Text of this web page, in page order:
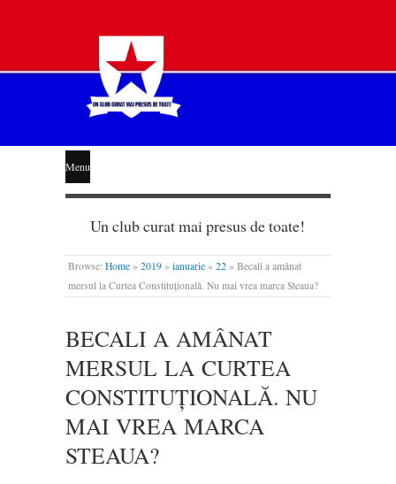
STEAUA
LIBERĂ
Menu
Un club curat mai presus de toate!
Browse: Home » 2019 » ianuarie » 22 » Becali a amânat
mersul la Curtea Constituțională. Nu mai vrea marca Steaua?
BECALI A AMÂNAT
MERSUL LA CURTEA
CONSTITUȚIONALĂ. NU
MAI VREA MARCA
STEAUA?